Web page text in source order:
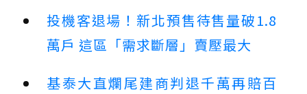
投機客退場！新北預售待售量破1.8
萬戶 這區「需求斷層」賣壓最大
基泰大直爛尾建商判退千萬再賠百